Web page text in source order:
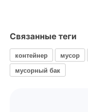
Связанные теги
контейнер мусор
мусорный бак